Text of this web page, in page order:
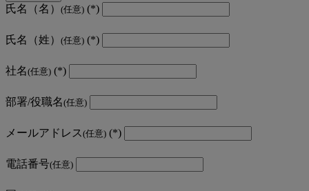
氏名（名） (任意)
氏名（姓） (任意)
社名(任意)
部署/役職名(任意)
メールアドレス (任意)
電話番号(任意)